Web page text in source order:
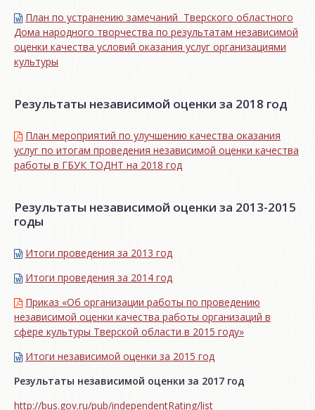
План по устранению замечаний Тверского областного
Дома народного творчества по результатам независимой
оценки качества условий оказания услуг организациями
культуры
Результаты независимой оценки за 2018 год
План мероприятий по улучшению качества оказания
услуг по итогам проведения независимой оценки качества
работы в ГБУК ТОДНТ на 2018 год
Результаты независимой оценки за 2013-2015
годы
Итоги проведения за 2013 год
Итоги проведения за 2014 год
Приказ «Об организации работы по проведению
независимой оценки качества работы организаций в
сфере культуры Тверской области в 2015 году»
Итоги независимой oценки за 2015 год
Результаты независимой оценки за 2017 год
http://bus.gov.ru/pub/independentRating/list